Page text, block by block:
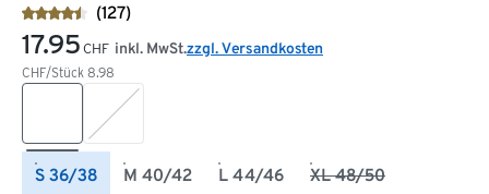
(127)
17.95 CHF
CHF/Stück 8.98
inkl. MwSt.zzgl. Versandkosten
S 36/38 M 40/42 L 44/46 XL 48/50